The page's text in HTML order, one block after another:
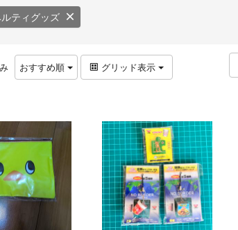
ルティグッズ
おすすめ順 グリッド表示